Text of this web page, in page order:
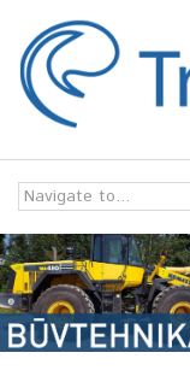
Skip to navigation
Skip to main content